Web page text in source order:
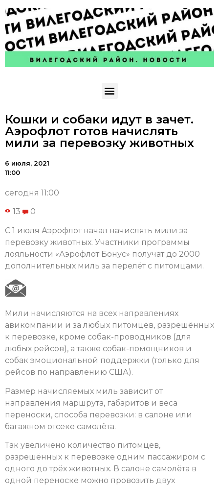
Кошки и собаки идут в зачет.
Аэрофлот готов начислять
мили за перевозку животных
6 июля, 2021
11:00
сегодня 11:00
13 0
С 1 июля Аэрофлот начал начислять мили за
перевозку животных. Участники программы
лояльности «Аэрофлот Бонус» получат до 2000
дополнительных миль за перелёт с питомцами.
Мили начисляются на всех направлениях
авикомпании и за любых питомцев, разрешённых
к перевозке, кроме собак-проводников (для
любых рейсов), а также собак-помощников и
собак эмоциональной поддержки (только для
рейсов по направлению США).
Размер начисляемых миль зависит от
направления маршрута, габаритов и веса
переноски, способа перевозки: в салоне или
багажном отсеке самолёта.
Так увеличено количество питомцев,
разрешённых к перевозке одним пассажиром с
одного до трёх животных. В салоне самолёта в
одной переноске можно провозить двух